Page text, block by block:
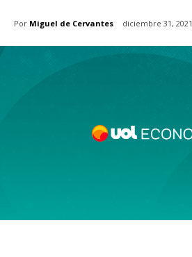
Por Miguel de Cervantes diciembre 31, 2021